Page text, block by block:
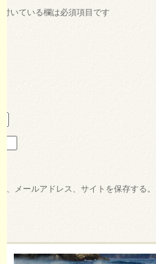
いている欄は必須項目です
メールアドレス、サイトを保存する。